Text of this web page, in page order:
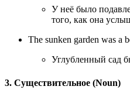
У неё было
того, как она
The sunken garden was a
Углубленный сад
3. Существительное (Noun)